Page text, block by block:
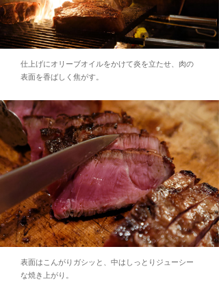
仕上げにオリーブオイルをかけて炎を立たせ、肉の
表面を香ばしく焦がす。
表面はこんがりガシッと、中はしっとりジューシー
な焼き上がり。